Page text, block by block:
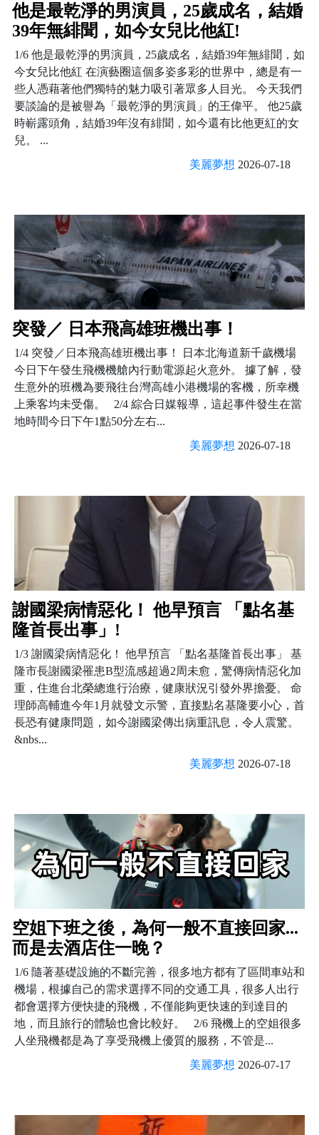
他是最乾淨的男演員，25歲成名，結婚
39年無緋聞，如今女兒比他紅!
1/6 他是最乾淨的男演員，25歲成名，結婚39年無緋聞，如
今女兒比他紅 在演藝圈這個多姿多彩的世界中，總是有一
些人憑藉著他們獨特的魅力吸引著眾多人目光。 今天我們
要談論的是被譽為「最乾淨的男演員」的王偉平。 他25歲
時嶄露頭角，結婚39年沒有緋聞，如今還有比他更紅的女
兒。 ...
美麗夢想 2026-07-18
突發／ 日本飛高雄班機出事！
1/4 突發／日本飛高雄班機出事！ 日本北海道新千歲機場
今日下午發生飛機機艙內行動電源起火意外。 據了解，發
生意外的班機為要飛往台灣高雄小港機場的客機，所幸機
上乘客均未受傷。 2/4 綜合日媒報導，這起事件發生在當
地時間今日下午1點50分左右...
美麗夢想 2026-07-18
謝國梁病情惡化！ 他早預言 「點名基
隆首長出事」!
1/3 謝國梁病情惡化！ 他早預言 「點名基隆首長出事」 基
隆市長謝國梁罹患B型流感超過2周未愈，驚傳病情惡化加
重，住進台北榮總進行治療，健康狀況引發外界擔憂。 命
理師高輔進今年1月就發文示警，直接點名基隆要小心，首
長恐有健康問題，如今謝國梁傳出病重訊息，令人震驚。
&nbs...
美麗夢想 2026-07-18
空姐下班之後，為何一般不直接回家...
而是去酒店住一晚？
1/6 隨著基礎設施的不斷完善，很多地方都有了區間車站和
機場，根據自己的需求選擇不同的交通工具，很多人出行
都會選擇方便快捷的飛機，不僅能夠更快速的到達目的
地，而且旅行的體驗也會比較好。 2/6 飛機上的空姐很多
人坐飛機都是為了享受飛機上優質的服務，不管是...
美麗夢想 2026-07-17